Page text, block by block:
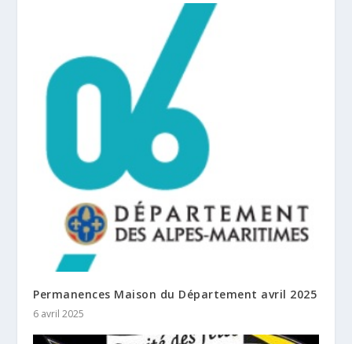
Permanences Maison du Département avril 2025
6 avril 2025